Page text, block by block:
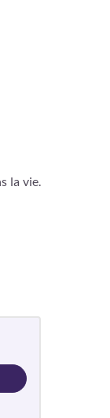
la vie.